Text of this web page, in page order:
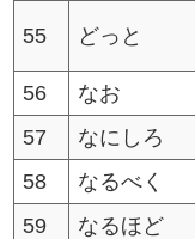
55 どっと
56
なお
57
なにしろ
58
なるべく
59
なるほど